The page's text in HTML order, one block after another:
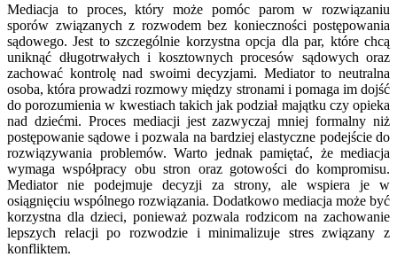
Mediacja to proces, który może pomóc parom w rozwiązaniu
sporów związanych z rozwodem bez konieczności postępowania
sądowego. Jest to szczególnie korzystna opcja dla par, które chcą
uniknąć długotrwałych i kosztownych procesów sądowych oraz
zachować kontrolę nad swoimi decyzjami. Mediator to neutralna
osoba, która prowadzi rozmowy między stronami i pomaga im dojść
do porozumienia w kwestiach takich jak podział majątku czy opieka
nad dziećmi. Proces mediacji jest zazwyczaj mniej formalny niż
postępowanie sądowe i pozwala na bardziej elastyczne podejście do
rozwiązywania problemów. Warto jednak pamiętać, że mediacja
wymaga współpracy obu stron oraz gotowości do kompromisu.
Mediator nie podejmuje decyzji za strony, ale wspiera je w
osiągnięciu wspólnego rozwiązania. Dodatkowo mediacja może być
korzystna dla dzieci, ponieważ pozwala rodzicom na zachowanie
lepszych relacji po rozwodzie i minimalizuje stres związany z
konfliktem.